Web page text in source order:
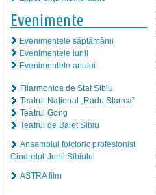
Evenimente
Evenimentele săptămânii
Evenimentele lunii
Evenimentele anului
Filarmonica de Stat Sibiu
Teatrul Naţional „Radu Stanca”
Teatrul Gong
Teatrul de Balet Sibiu
Ansamblul folcloric profesionist
Cindrelul-Junii Sibiului
ASTRA film